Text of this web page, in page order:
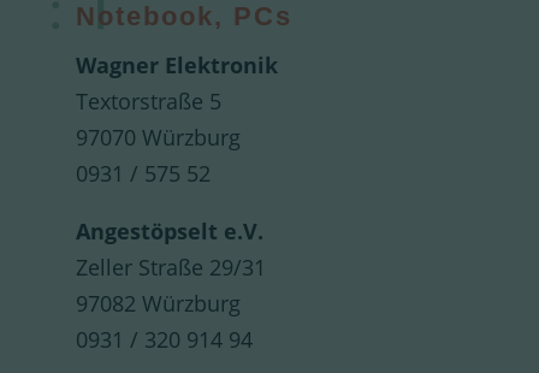
Notebook, PCs
Wagner Elektronik
Textorstraße 5
97070 Würzburg
0931 / 575 52
Angestöpselt e.V.
Zeller Straße 29/31
97082 Würzburg
0931 / 320 914 94